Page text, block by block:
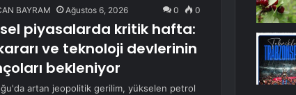
BAYRAM Ağustos 6, 2026 0 0
piyasalarda kritik hafta:
ve teknoloji devlerinin
bekleniyor
artan jeopolitik gerilim, yükselen petrol